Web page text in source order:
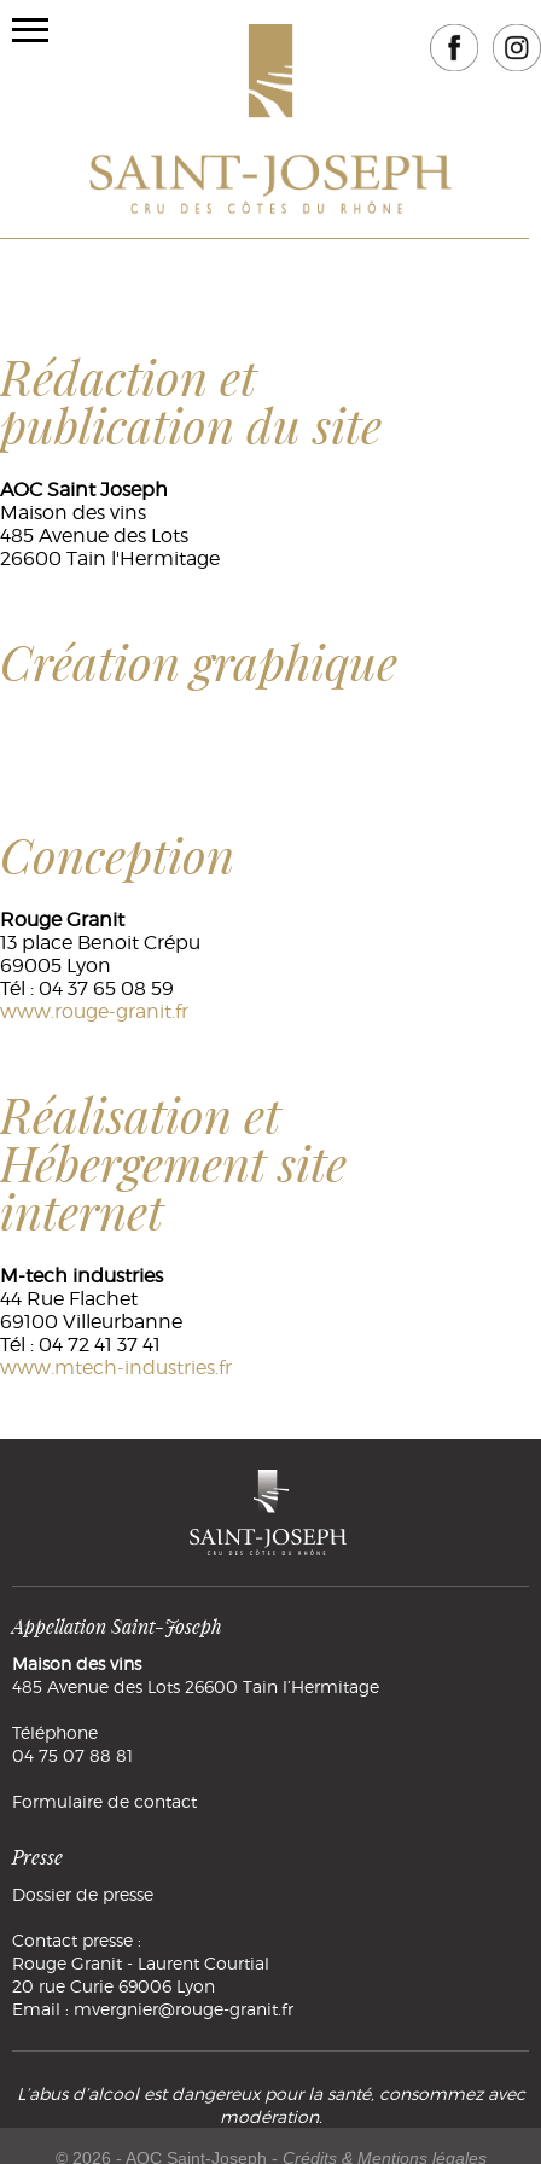
Rédaction et
publication du site
AOC Saint Joseph
Maison des vins
485 Avenue des Lots
26600 Tain l'Hermitage
Création graphique
Conception
Rouge Granit
13 place Benoit Crépu
69005 Lyon
Tél : 04 37 65 08 59
www.rouge-granit.fr
Réalisation et
Hébergement site
internet
M-tech industries
44 Rue Flachet
69100 Villeurbanne
Tél : 04 72 41 37 41
www.mtech-industries.fr
Appellation Saint-Joseph
Maison des vins
485 Avenue des Lots 26600 Tain l’Hermitage
Téléphone
04 75 07 88 81
Formulaire de contact
Presse
Dossier de presse
Contact presse :
Rouge Granit - Laurent Courtial
20 rue Curie 69006 Lyon
Email : mvergnier@rouge-granit.fr
L’abus d’alcool est dangereux pour la santé, consommez avec
modération.
© 2026 - AOC Saint-Joseph - Crédits & Mentions légales